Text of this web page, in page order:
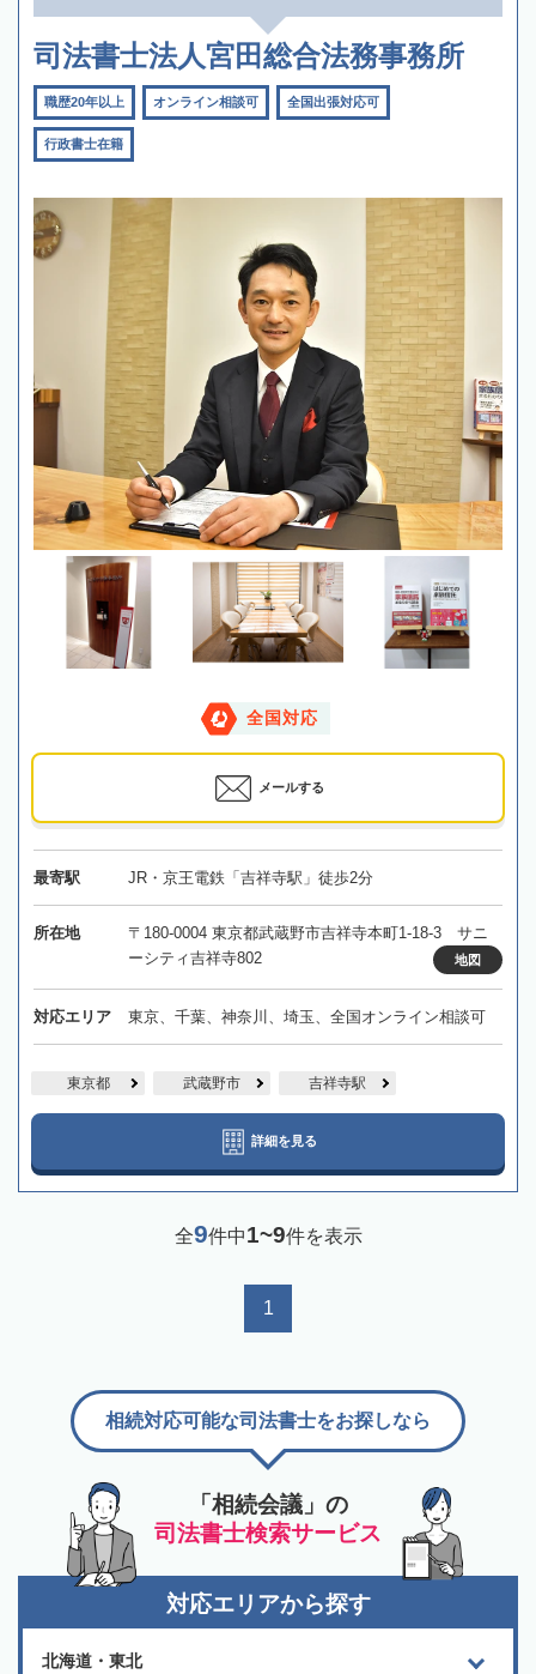
司法書士法人宮田総合法務事務所
職歴20年以上 オンライン相談可 全国出張対応可
行政書士在籍
全国対応
メールする
最寄駅 JR・京王電鉄「吉祥寺駅」徒歩2分
所在地
〒180-0004 東京都武蔵野市吉祥寺本町1-18-3 サニ
ーシティ吉祥寺802
地図
対応エリア 東京、千葉、神奈川、埼玉、全国オンライン相談可
東京都 武蔵野市 吉祥寺駅
詳細を見る
全9件中1~9件を表示
1
「相続会議」の
司法書士検索サービス
相続対応可能な司法書士をお探しなら
対応エリアから探す
北海道・東北